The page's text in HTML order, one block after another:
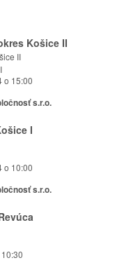
Košice II
II
o 15:00
s.r.o.
I
o 10:00
s.r.o.